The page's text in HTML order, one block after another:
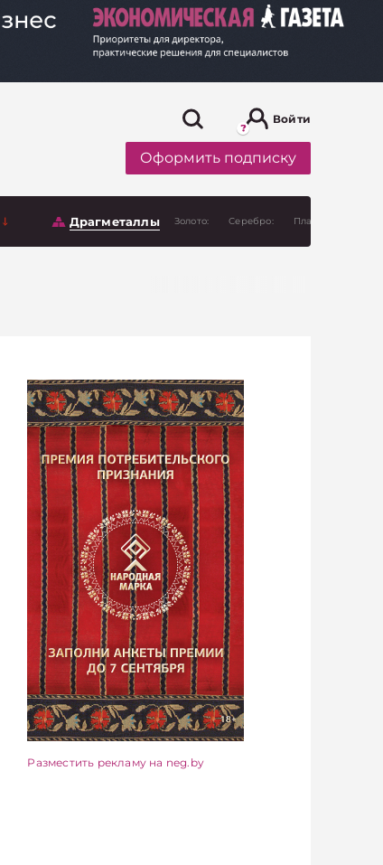
Войти
Оформить подписку
Драгметаллы Золото: Серебро: Платина:
Разместить рекламу на neg.by